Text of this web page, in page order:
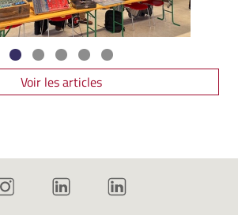
Voir les articles